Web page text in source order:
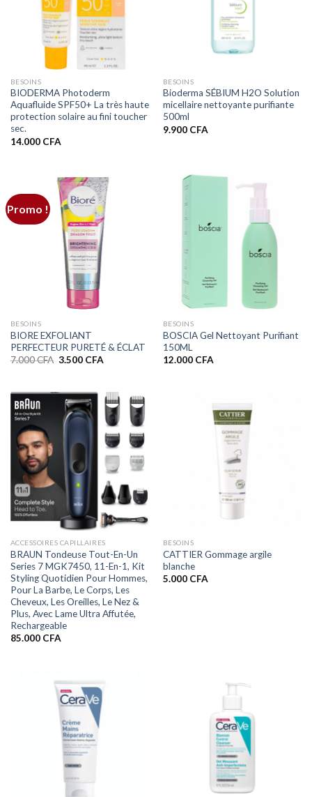
BESOINS
BIODERMA Photoderm
Aquafluide SPF50+ La très haute
protection solaire au fini toucher
sec.
14.000 CFA
BESOINS
Bioderma SÉBIUM H2O Solution
micellaire nettoyante purifiante
500ml
9.900 CFA
Promo !
BESOINS
BIORE EXFOLIANT
PERFECTEUR PURETÉ & ÉCLAT
7.000CFA Le
7.000 CFA.
3.500 CFALe
3.500 CFA.
BESOINS
BOSCIA Gel Nettoyant Purifiant
150ML
12.000 CFA
ACCESSOIRES CAPILLAIRES
BRAUN Tondeuse Tout-En-Un
Series 7 MGK7450, 11-En-1, Kit
Styling Quotidien Pour Hommes,
Pour La Barbe, Le Corps, Les
Cheveux, Les Oreilles, Le Nez &
Plus, Avec Lame Ultra Affutée,
Rechargeable
85.000 CFA
BESOINS
CATTIER Gommage argile
blanche
5.000 CFA